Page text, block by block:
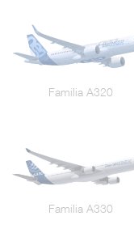
Familia A320
Familia A330